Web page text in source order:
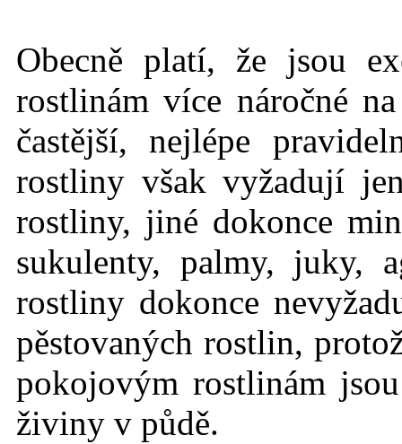
Obecně platí, že jsou
rostlinám více náročné
častější, nejlépe
rostliny však vyžadují
rostliny, jiné dokonce
sukulenty, palmy, juky,
rostliny dokonce
pěstovaných rostlin,
pokojovým rostlinám
živiny v půdě.